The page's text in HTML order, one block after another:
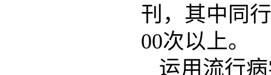
刊，其中同
00次以上。
运用流行